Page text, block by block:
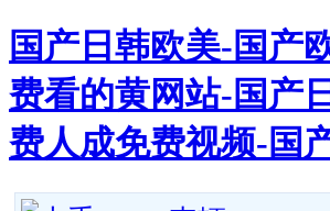
国产日韩欧美-国产
费看的黄网站-国产
费人成免费视频-国